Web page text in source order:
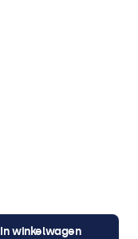
In winkelwagen